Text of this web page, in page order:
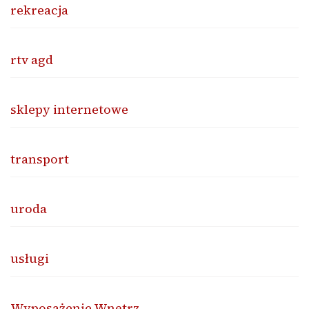
rekreacja
rtv agd
sklepy internetowe
transport
uroda
usługi